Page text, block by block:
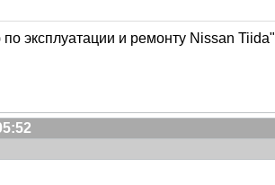
эксплуатации и ремонту Nissan Tiida"